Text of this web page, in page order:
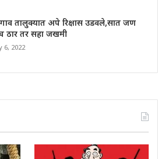
तालुक्यात अपे रिक्षास उडवले,सात जण
ठार तर सहा जखमी
6, 2022